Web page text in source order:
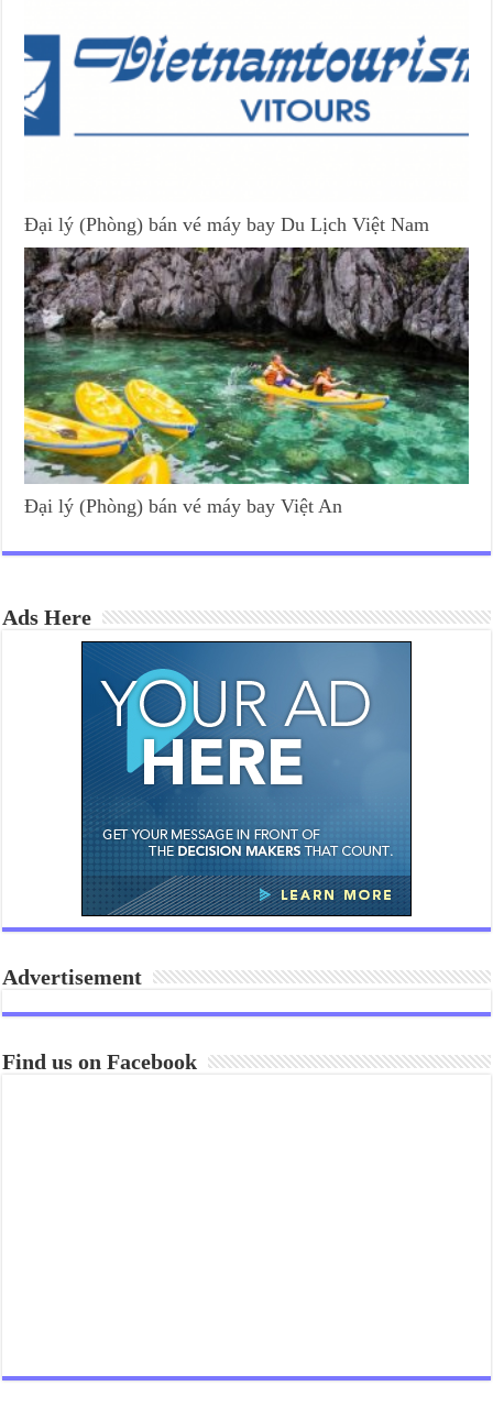
Đại lý (Phòng) bán vé máy bay Du Lịch Việt Nam
Đại lý (Phòng) bán vé máy bay Việt An
Ads Here
Advertisement
Find us on Facebook